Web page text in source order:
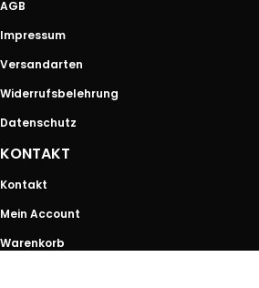
AGB
Impressum
Versandarten
Widerrufsbelehrung
Datenschutz
KONTAKT
Kontakt
Mein Account
Warenkorb